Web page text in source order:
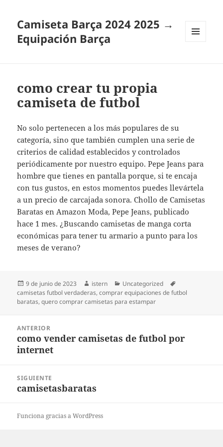
Camiseta Barça 2024 2025 →
Equipación Barça
como crear tu propia
camiseta de futbol
No solo pertenecen a los más populares de su
categoría, sino que también cumplen una serie de
criterios de calidad establecidos y controlados
periódicamente por nuestro equipo. Pepe Jeans para
hombre que tienes en pantalla porque, si te encaja
con tus gustos, en estos momentos puedes llevártela
a un precio de carcajada sonora. Chollo de Camisetas
Baratas en Amazon Moda, Pepe Jeans, publicado
hace 1 mes. ¿Buscando camisetas de manga corta
económicas para tener tu armario a punto para los
meses de verano?
Publicado
el
9 de junio de 2023 Autor
istern Categorías
Uncategorized
camisetas futbol verdaderas,comprar equipaciones de futbol
baratas,quero comprar camisetas para estampar
entradas
ANTERIOR
Entrada
anterior:
como vender camisetas de futbol por
internet
SIGUIENTE
Entrada
camisetasbaratas
Funciona gracias a WordPress